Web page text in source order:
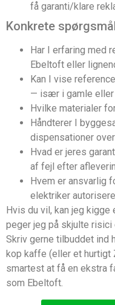
få garanti/klare
Konkrete
Har I erfaring med
Ebeltoft eller
Kan I vise
— især i gamle
Hvilke materialer
Håndterer I
dispensationer
Hvad er jeres
af fejl efter
Hvem er ansvarlig
elektriker
Hvis du vil, kan jeg
peger jeg på skjulte risici
Skriv gerne tilbuddet ind
kop kaffe (eller et hurtigt
smartest at få en ekstra
som Ebeltoft.